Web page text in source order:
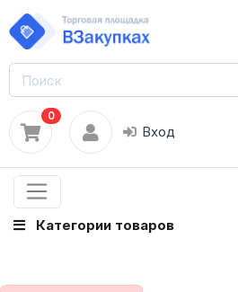
0
Вход
Категории товаров